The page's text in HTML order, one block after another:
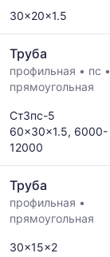
30x20x1.5
Труба
профильная • пс •
прямоугольная
Ст3пс-5
60x30x1.5, 6000-
12000
Труба
профильная •
прямоугольная
30x15x2